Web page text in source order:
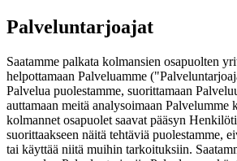
Palveluntarjoajat
Saatamme palkata kolmansien osapuolten
helpottamaan Palveluamme
Palvelua puolestamme, suorittamaan
auttamaan meitä analysoimaan Palvelumme
kolmannet osapuolet saavat pääsyn
suorittaakseen näitä tehtäviä puolestamme,
tai käyttää niitä muihin tarkoituksiin.